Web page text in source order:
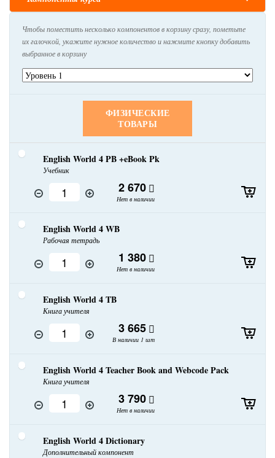
Чтобы поместить несколько компонентов в корзину сразу, пометьте
их галочкой, укажите нужное количество и нажмите кнопку добавить
выбранное в корзину
ФИЗИЧЕСКИЕ
ТОВАРЫ
English World 4 PB +eBook Pk
Учебник
2 670
Нет в наличии
English World 4 WB
Рабочая тетрадь
1 380
Нет в наличии
English World 4 TB
Книга учителя
3 665
В наличии 1 шт
English World 4 Teacher Book and Webcode Pack
Книга учителя
3 790
Нет в наличии
English World 4 Dictionary
Дополнительный компонент